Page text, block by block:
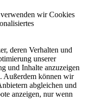
wir Cookies
deren Verhalten und
unserer
und Inhalte anzuzeigen
Außerdem können wir
abgleichen und
anzeigen, nur wenn